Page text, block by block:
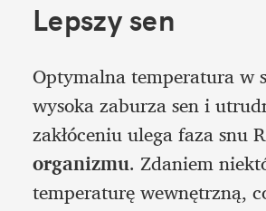
Lepszy sen
Optymalna temperatura w
wysoka zaburza sen i
zakłóceniu ulega faza snu
organizmu. Zdaniem
temperaturę wewnętrzną,